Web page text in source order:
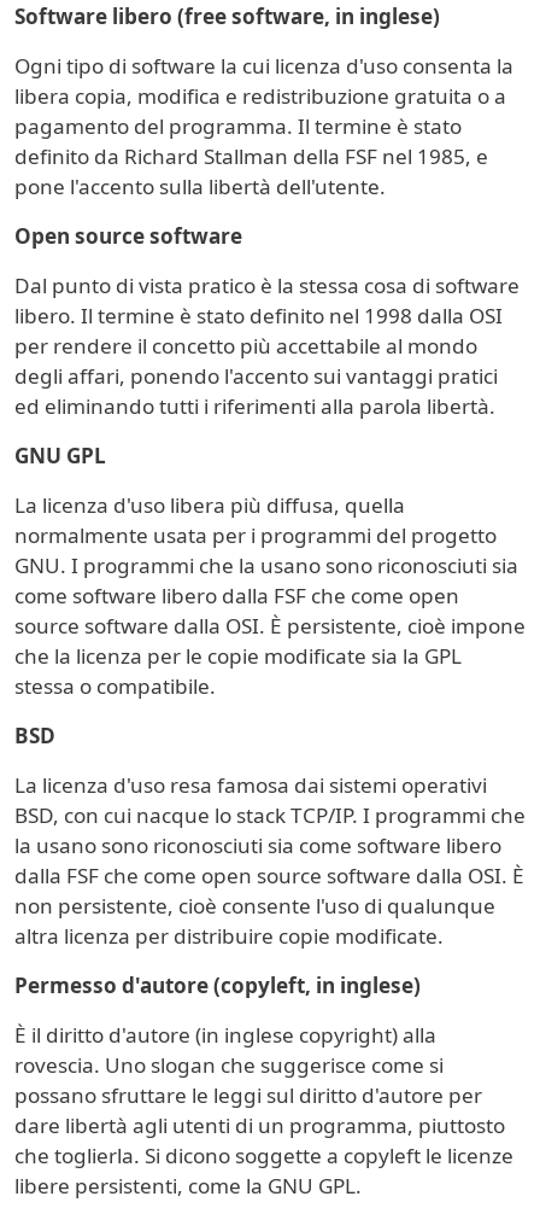
Software libero (free software, in inglese)
Ogni tipo di software la cui licenza d'uso consenta la
libera copia, modifica e redistribuzione gratuita o a
pagamento del programma. Il termine è stato
definito da Richard Stallman della FSF nel 1985, e
pone l'accento sulla libertà dell'utente.
Open source software
Dal punto di vista pratico è la stessa cosa di software
libero. Il termine è stato definito nel 1998 dalla OSI
per rendere il concetto più accettabile al mondo
degli affari, ponendo l'accento sui vantaggi pratici
ed eliminando tutti i riferimenti alla parola libertà.
GNU GPL
La licenza d'uso libera più diffusa, quella
normalmente usata per i programmi del progetto
GNU. I programmi che la usano sono riconosciuti sia
come software libero dalla FSF che come open
source software dalla OSI. È persistente, cioè impone
che la licenza per le copie modificate sia la GPL
stessa o compatibile.
BSD
La licenza d'uso resa famosa dai sistemi operativi
BSD, con cui nacque lo stack TCP/IP. I programmi che
la usano sono riconosciuti sia come software libero
dalla FSF che come open source software dalla OSI. È
non persistente, cioè consente l'uso di qualunque
altra licenza per distribuire copie modificate.
Permesso d'autore (copyleft, in inglese)
È il diritto d'autore (in inglese copyright) alla
rovescia. Uno slogan che suggerisce come si
possano sfruttare le leggi sul diritto d'autore per
dare libertà agli utenti di un programma, piuttosto
che toglierla. Si dicono soggette a copyleft le licenze
libere persistenti, come la GNU GPL.